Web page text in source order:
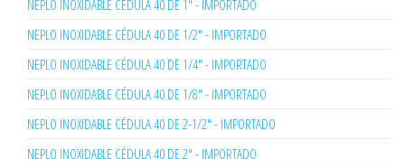
NEPLO INOXIDABLE CÉDULA 40 DE 1" - IMPORTADO
NEPLO INOXIDABLE CÉDULA 40 DE 1/2" - IMPORTADO
NEPLO INOXIDABLE CÉDULA 40 DE 1/4" - IMPORTADO
NEPLO INOXIDABLE CÉDULA 40 DE 1/8" - IMPORTADO
NEPLO INOXIDABLE CÉDULA 40 DE 2-1/2" - IMPORTADO
NEPLO INOXIDABLE CÉDULA 40 DE 2" - IMPORTADO